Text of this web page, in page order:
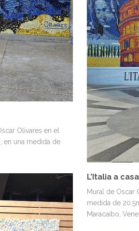
Olivares en el
en una medida de
L’Italia a
Mural de Oscar
medida de
Maracaibo,